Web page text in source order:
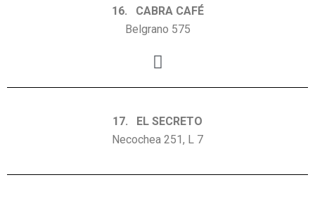
16. CABRA CAFÉ
Belgrano 575
17. EL SECRETO
Necochea 251, L 7